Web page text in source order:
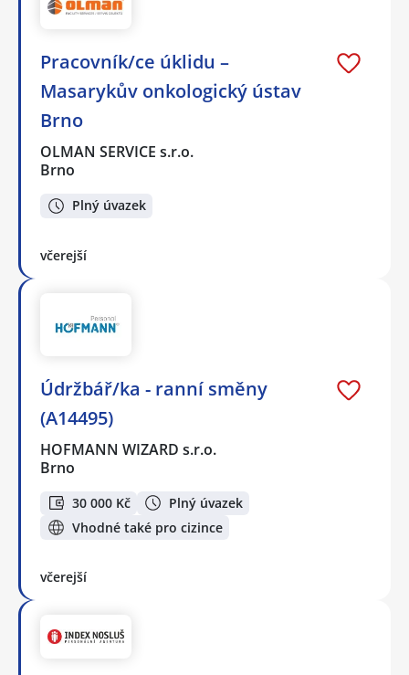
Pracovník/ce úklidu –
Masarykův onkologický ústav
Brno
OLMAN SERVICE s.r.o.
Brno
Plný úvazek
včerejší
Údržbář/ka - ranní směny
(A14495)
HOFMANN WIZARD s.r.o.
Brno
30 000 Kč
Plný úvazek
Vhodné také pro cizince
včerejší